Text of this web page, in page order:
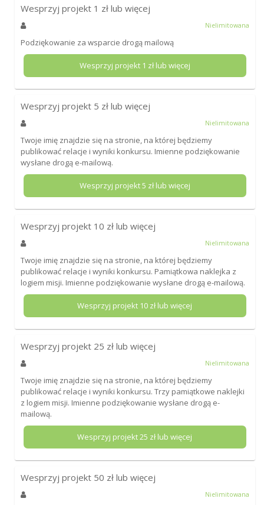
Wesprzyj projekt 1 zł lub więcej
Nielimitowana
Podziękowanie za wsparcie drogą mailową
Wesprzyj projekt 1 zł lub więcej
Wesprzyj projekt 5 zł lub więcej
Nielimitowana
Twoje imię znajdzie się na stronie, na której będziemy
publikować relacje i wyniki konkursu. Imienne podziękowanie
wysłane drogą e-mailową.
Wesprzyj projekt5 zł lub więcej
Wesprzyj projekt 10 zł lub więcej
Nielimitowana
Twoje imię znajdzie się na stronie, na której będziemy
publikować relacje i wyniki konkursu. Pamiątkowa naklejka z
logiem misji. Imienne podziękowanie wysłane drogą e-mailową.
Wesprzyj projekt 10 zł lub więcej
Wesprzyj projekt 25 zł lub więcej
Nielimitowana
Twoje imię znajdzie się na stronie, na której będziemy
publikować relacje i wyniki konkursu. Trzy pamiątkowe naklejki
z logiem misji. Imienne podziękowanie wysłane drogą e-
mailową.
Wesprzyj projekt25 zł lub więcej
Wesprzyj projekt 50 zł lub więcej
Nielimitowana